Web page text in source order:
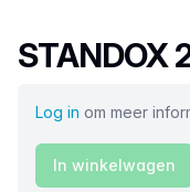
STANDOX
Log in om meer
In winkelwagen